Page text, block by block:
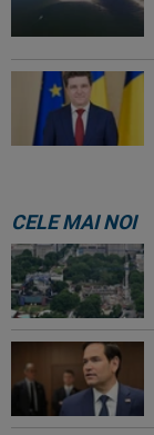
CELE MAI NOI